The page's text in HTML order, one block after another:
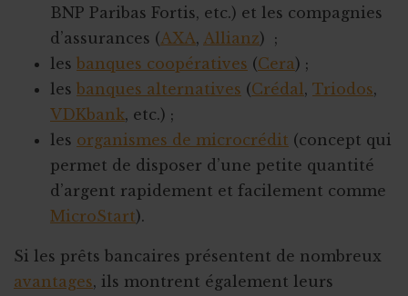
BNP Paribas Fortis, etc.) et les compagnies
d’assurances (AXA, Allianz) ;
les banques coopératives (Cera) ;
les banques alternatives (Crédal, Triodos,
VDKbank, etc.) ;
les organismes de microcrédit (concept qui
permet de disposer d’une petite quantité
d’argent rapidement et facilement comme
MicroStart).
Si les prêts bancaires présentent de nombreux
avantages, ils montrent également leurs